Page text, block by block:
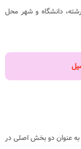
دانشگاه و شهر محل
به عنوان دو بخش اصلی در